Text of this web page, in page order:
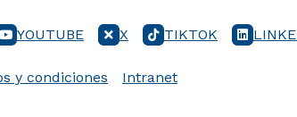
YOUTUBE X TIKTOK
y condiciones Intranet